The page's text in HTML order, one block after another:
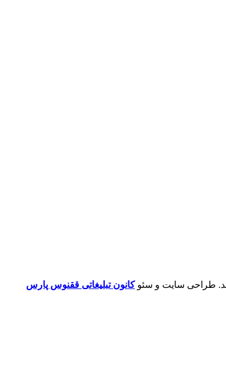
طراحی سایت و سئوکانون تبلیغاتی ققنوس پارس